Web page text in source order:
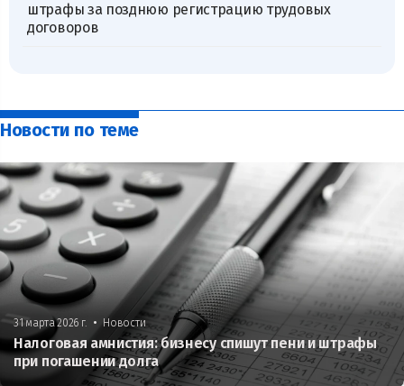
штрафы за позднюю регистрацию трудовых
договоров
Новости по теме
31 марта 2026 г. • Новости
Налоговая амнистия: бизнесу спишут пени и штрафы
при погашении долга